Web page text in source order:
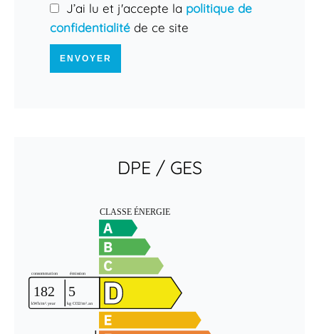
J’ai lu et j'accepte la politique de
confidentialité de ce site
ENVOYER
DPE / GES